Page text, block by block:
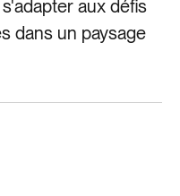
aux défis
dans un paysage